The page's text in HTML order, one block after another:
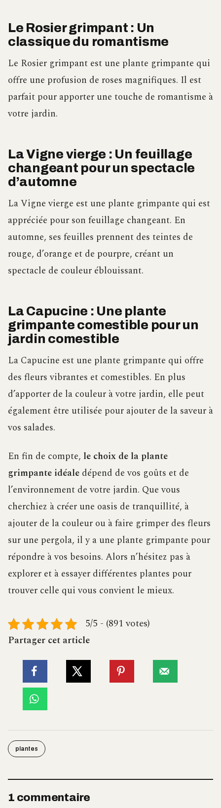
Le Rosier grimpant : Un
classique du romantisme
Le Rosier grimpant est une plante grimpante qui
offre une profusion de roses magnifiques. Il est
parfait pour apporter une touche de romantisme à
votre jardin.
La Vigne vierge : Un feuillage
changeant pour un spectacle
d’automne
La Vigne vierge est une plante grimpante qui est
appréciée pour son feuillage changeant. En
automne, ses feuilles prennent des teintes de
rouge, d’orange et de pourpre, créant un
spectacle de couleur éblouissant.
La Capucine : Une plante
grimpante comestible pour un
jardin comestible
La Capucine est une plante grimpante qui offre
des fleurs vibrantes et comestibles. En plus
d’apporter de la couleur à votre jardin, elle peut
également être utilisée pour ajouter de la saveur à
vos salades.
En fin de compte, le choix de la plante
grimpante idéale dépend de vos goûts et de
l’environnement de votre jardin. Que vous
cherchiez à créer une oasis de tranquillité, à
ajouter de la couleur ou à faire grimper des fleurs
sur une pergola, il y a une plante grimpante pour
répondre à vos besoins. Alors n’hésitez pas à
explorer et à essayer différentes plantes pour
trouver celle qui vous convient le mieux.
5/5 - (891 votes)
Partager cet article
plantes
1 commentaire